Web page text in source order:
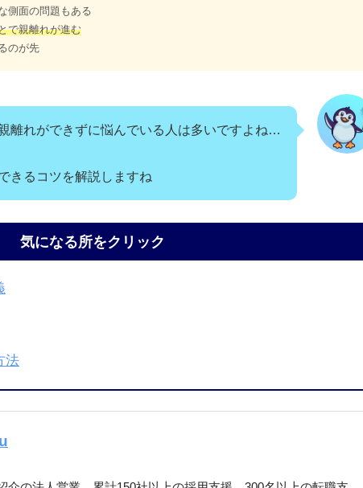
側面の問題もある
で親離れが進む
のが先
離れができずに悩んでいる人は多いですよね…
きるコツを解説しますね
気になる所をクリック
法